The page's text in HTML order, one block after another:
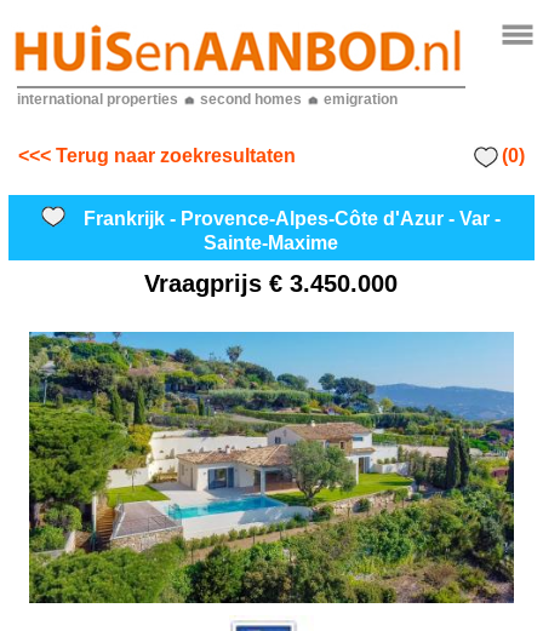
international properties second homes emigration
<<< Terug naar zoekresultaten (0)
Frankrijk - Provence-Alpes-Côte d'Azur - Var -
Sainte-Maxime
Vraagprijs€ 3.450.000